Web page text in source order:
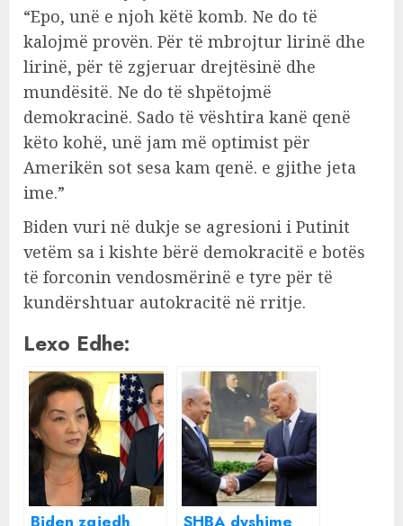
“Epo, unë e njoh këtë komb. Ne do të
kalojmë provën. Për të mbrojtur lirinë dhe
lirinë, për të zgjeruar drejtësinë dhe
mundësitë. Ne do të shpëtojmë
demokracinë. Sado të vështira kanë qenë
këto kohë, unë jam më optimist për
Amerikën sot sesa kam qenë. e gjithe jeta
ime.”
Biden vuri në dukje se agresioni i Putinit
vetëm sa i kishte bërë demokracitë e botës
të forconin vendosmërinë e tyre për të
kundërshtuar autokracitë në rritje.
Lexo Edhe:
Biden zgjedh
SHBA dyshime